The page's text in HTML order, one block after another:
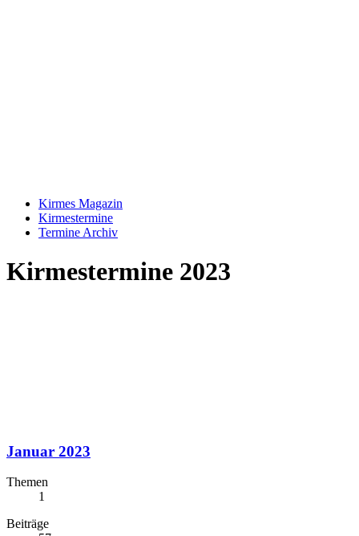
Kirmes Magazin
Kirmestermine
Termine Archiv
Kirmestermine 2023
Januar 2023
Themen
1
Beiträge